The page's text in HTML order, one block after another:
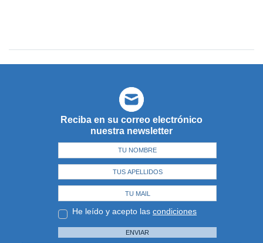
Reciba en su correo electrónico
nuestra newsletter
He leído y acepto las condiciones
ENVIAR